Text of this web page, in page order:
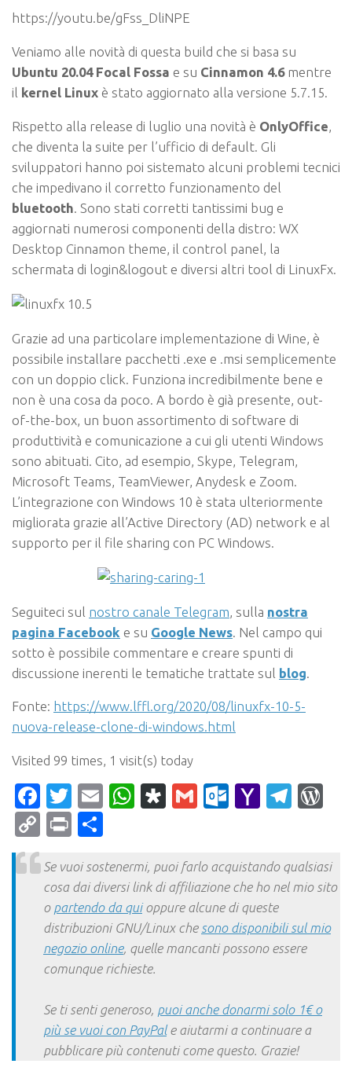
https://youtu.be/gFss_DliNPE
Veniamo alle novità di questa build che si basa su
Ubuntu 20.04 Focal Fossa e su Cinnamon 4.6mentre
il kernel Linux è stato aggiornato alla versione 5.7.15.
Rispetto alla release di luglio una novità è OnlyOffice
che diventa la suite per l’ufficio di default. Gli
sviluppatori hanno poi sistemato alcuni problemi tecnici
che impedivano il corretto funzionamento del
bluetooth . Sono stati corretti tantissimi bug e
aggiornati numerosi componenti della distro: WX
Desktop Cinnamon theme, il control panel, la
schermata di login&logout e diversi altri tool di LinuxFx.
Grazie ad una particolare implementazione di Wine, è
possibile installare pacchetti .exe e .msi semplicemente
con un doppio click. Funziona incredibilmente bene e
non è una cosa da poco. A bordo è già presente, out-
of-the-box, un buon assortimento di software di
produttività e comunicazione a cui gli utenti Windows
sono abituati. Cito, ad esempio, Skype, Telegram,
Microsoft Teams, TeamViewer, Anydesk e Zoom.
L’integrazione con Windows 10 è stata ulteriormente
migliorata grazie all’Active Directory (AD) network e al
supporto per il file sharing con PC Windows.
Seguiteci sul nostro canale Telegram , sulla nostra
pagina Facebook e su Google News . Nel campo qui
sotto è possibile commentare e creare spunti di
discussione inerenti le tematiche trattate sul blog
Fonte: https://www.lffl.org/2020/08/linuxfx-10-5-
nuova-release-clone-di-windows.html
Visited 99 times, 1 visit(s) today
Facebook
Twitter
EmailWhatsApp
Diaspora
Gmail Yahoo
CopyPrint
Se vuoi sostenermi, puoi farlo acquistando qualsiasi
cosa dai diversi link di affiliazione che ho nel mio sito
o partendo da quioppure alcune di queste
distribuzioni GNU/Linux che sono disponibili sul mio
negozio online, quelle mancanti possono essere
comunque richieste.
Se ti senti generoso, puoi anche donarmi solo 1€ o
più se vuoi con PayPale aiutarmi a continuare a
pubblicare più contenuti come questo. Grazie!